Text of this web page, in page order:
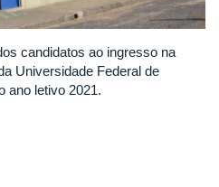
candidatos ao ingresso na
Universidade Federal de
ano letivo 2021.